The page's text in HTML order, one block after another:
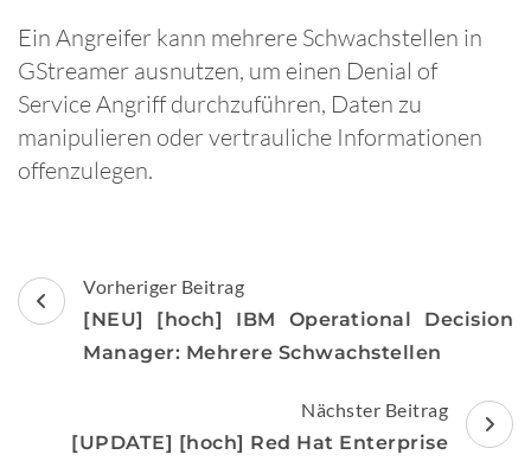
Ein Angreifer kann mehrere Schwachstellen in
GStreamer ausnutzen, um einen Denial of
Service Angriff durchzuführen, Daten zu
manipulieren oder vertrauliche Informationen
offenzulegen.
Beitragsnavigation
Vorheriger Beitrag
[NEU] [hoch] IBM Operational Decision
Manager: Mehrere Schwachstellen
Nächster Beitrag
[UPDATE] [hoch] Red Hat Enterprise